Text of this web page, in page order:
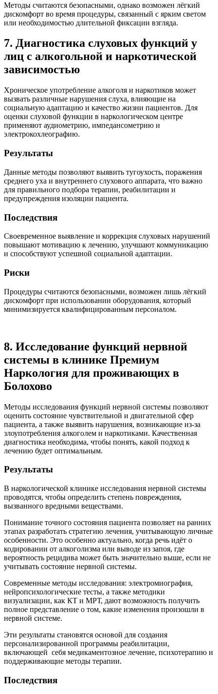
Методы считаются безопасными, однако возможен лёгкий
дискомфорт во время процедуры, связанный с ярким светом
или необходимостью длительной фиксации взгляда.
7. Диагностика слуховых функций у
лиц с алкогольной и наркотической
зависимостью
Хроническое употребление алкоголя и наркотиков может
вызвать различные нарушения слуха, влияющие на
социальную адаптацию и качество жизни пациентов. Для
оценки слуховой функции в наркологическом центре
применяют аудиометрию, импедансометрию и
электрокохлеографию.
Результаты
Данные методы позволяют выявить тугоухость, поражения
среднего уха и внутреннего слухового аппарата, что важно
для правильного подбора терапии, реабилитации и
предупреждения изоляции пациента.
Последствия
Своевременное выявление и коррекция слуховых нарушений
повышают мотивацию к лечению, улучшают коммуникацию
и способствуют успешной социальной адаптации.
Риски
Процедуры считаются безопасными, возможен лишь лёгкий
дискомфорт при использовании оборудования, который
минимизируется квалифицированным персоналом.
8. Исследование функций нервной
системы в клинике Премиум
Наркология для проживающих в
Болохово
Методы исследования функций нервной системы позволяют
оценить состояние чувствительной и двигательной сфер
пациента, а также выявить нарушения, возникающие из-за
злоупотребления алкоголем и наркотиками. Качественная
диагностика необходима, чтобы понять, какой подход к
лечению будет оптимальным.
Результаты
В наркологической клинике исследования нервной системы
проводятся, чтобы определить степень повреждения,
вызванного вредными веществами.
Понимание точного состояния пациента позволяет на ранних
этапах разработать стратегию лечения, учитывающую личные
особенности. Это особенно актуально, когда речь идёт о
кодировании от алкоголизма или выводе из запоя, где
вероятность рецидива может быть значительно выше, если не
учитывать состояние нервной системы.
Современные методы исследования: электромиография,
нейропсихологические тесты, а также методики
визуализации, как КТ и МРТ, дают возможность получить
полное представление о том, какие изменения произошли в
нервной системе.
Эти результаты становятся основой для создания
персонализированной программы реабилитации,
включающей себя медикаментозное лечение, психотерапию и
поддерживающие методы терапии.
Последствия